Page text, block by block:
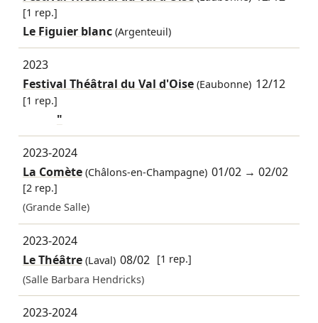
[1 rep.]
Le Figuier blanc (Argenteuil)
2023
Festival Théâtral du Val d'Oise(Eaubonne) 12/12
[1 rep.]
"
2023-2024
La Comète(Châlons-en-Champagne) 01/02 →02/02
[2 rep.]
(Grande Salle)
2023-2024
Le Théâtre(Laval) 08/02 [1 rep.]
(Salle Barbara Hendricks)
2023-2024